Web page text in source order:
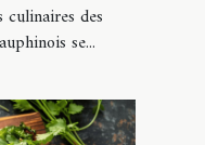
des
se...